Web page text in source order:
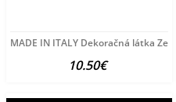
MADE IN ITALY Dekoračná látka
10.50€